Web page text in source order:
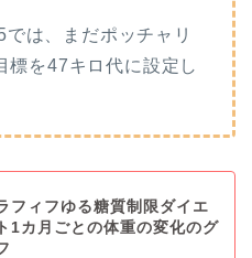
は、まだポッチャリ
標を47キロ代に設定し
フィフゆる糖質制限ダイエ
1カ月ごとの体重の変化のグ